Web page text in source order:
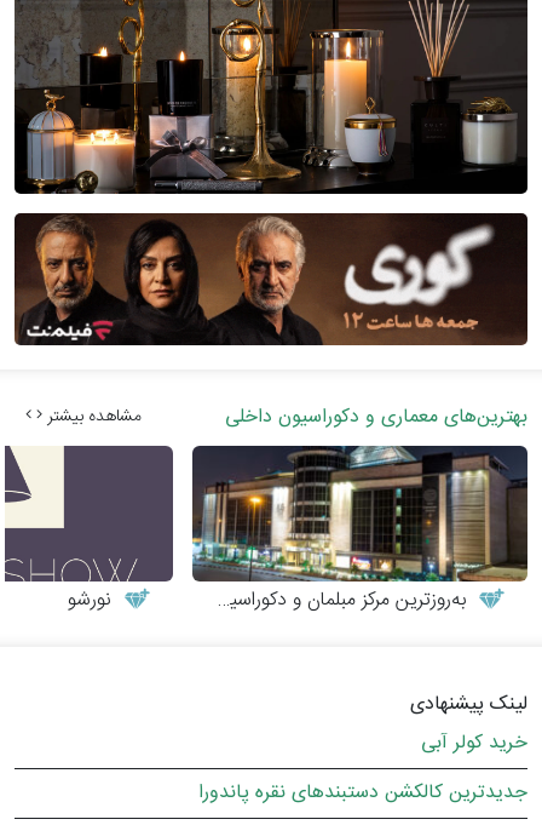
بهترین‌های معماری و دکوراسیون داخلی مشاهده بیشتر
به‌روزترین مرکز مبلمان و دکوراسیون نورشو
لینک پیشنهادی
خرید کولر آبی
جدیدترین کالکشن دستبندهای نقره پاندورا